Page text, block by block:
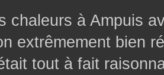
chaleurs à Ampuis
extrêmement bien
tout à fait